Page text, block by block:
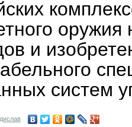
оружия
и
систем